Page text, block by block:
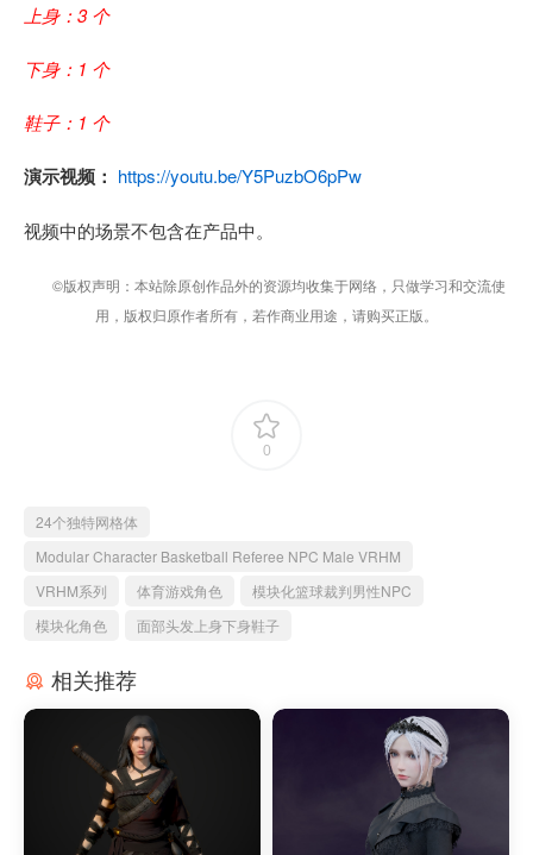
上身：3 个
下身：1 个
鞋子：1 个
演示视频： https://youtu.be/Y5PuzbO6pPw
视频中的场景不包含在产品中。
©版权声明：本站除原创作品外的资源均收集于网络，只做学习和交流使
用，版权归原作者所有，若作商业用途，请购买正版。
0
24个独特网格体
Modular Character Basketball Referee NPC Male VRHM
VRHM系列
体育游戏角色
模块化篮球裁判男性NPC
模块化角色
面部头发上身下身鞋子
相关推荐